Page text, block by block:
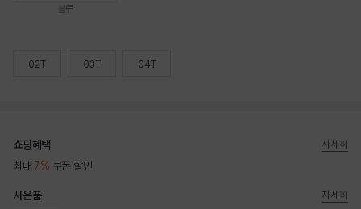
블루
02T 03T 04T
쇼핑혜택
최대 7% 쿠폰 할인
자세히
사은품 자세히